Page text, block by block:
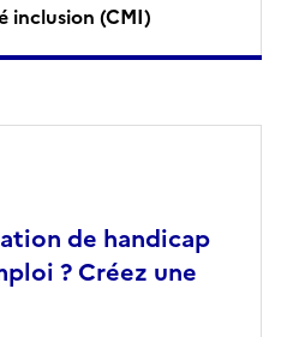
inclusion (CMI)
de handicap
? Créez une